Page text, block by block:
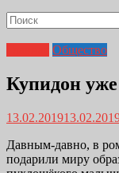
Общество
Купидон уже
13.02.2019
Давным-давно, в
подарили миру